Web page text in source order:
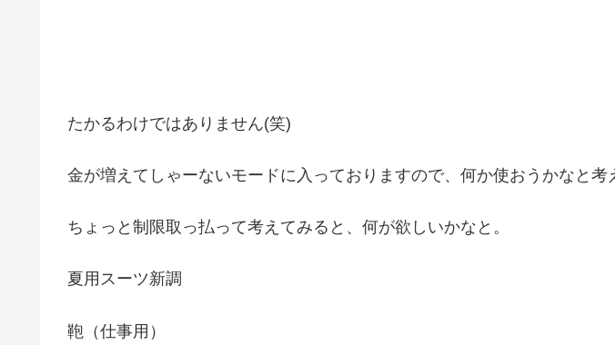
たかるわけではありません(笑)
金が増えてしゃーないモードに入っておりますので、何か使おうかなと考
ちょっと制限取っ払って考えてみると、何が欲しいかなと。
夏用スーツ新調
鞄（仕事用）